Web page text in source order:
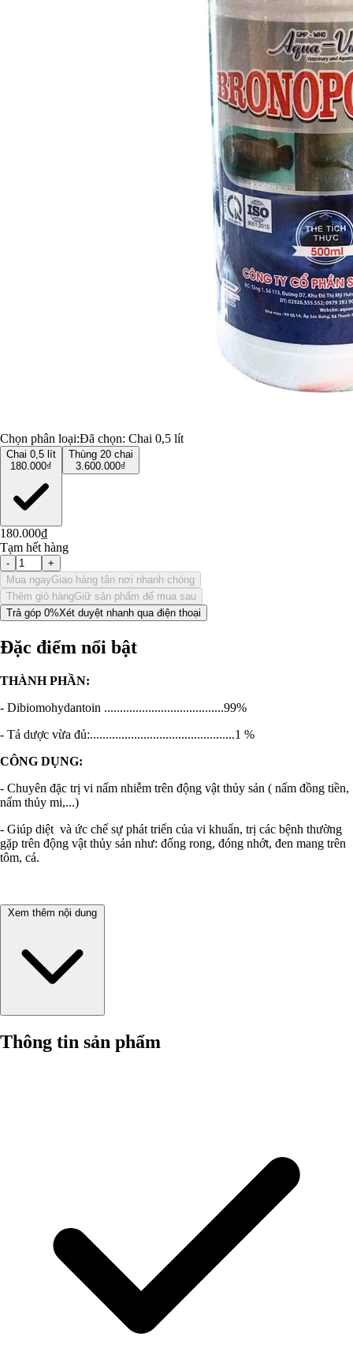
Chọn phân loại:Đã chọn: Chai 0,5 lít
Chai 0,5 lít
180.000₫
Thùng 20 chai
3.600.000₫
180.000₫
Tạm hết hàng
-
+
Mua ngayGiao hàng tận nơi nhanh chóng
Thêm giỏ hàngGiữ sản phẩm để mua sau
Trả góp 0%Xét duyệt nhanh qua điện thoại
Đặc điểm nổi bật
THÀNH PHẦN:
- Dibiomohydantoin ......................................99%
- Tá dược vừa đủ:..............................................1 %
CÔNG DỤNG:
- Chuyên đặc trị vi nấm nhiễm trên động vật thủy sản ( nấm đồng tiền,
nấm thủy mi,...)
- Giúp diệt và ức chế sự phát triển của vi khuẩn, trị các bệnh thường
gặp trên động vật thủy sản như: đống rong, đóng nhớt, đen mang trên
tôm, cá.
Xem thêm nội dung
Thông tin sản phẩm